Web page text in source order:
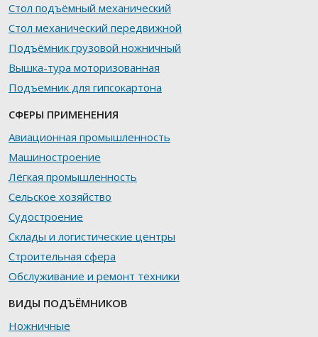
Стол подъёмный механический
Стол механический передвижной
Подъёмник грузовой ножничный
Вышка-тура моторизованная
Подъемник для гипсокартона
СФЕРЫ ПРИМЕНЕНИЯ
Авиационная промышленность
Машиностроение
Лёгкая промышленность
Сельское хозяйство
Судостроение
Склады и логистические центры
Строительная сфера
Обслуживание и ремонт техники
ВИДЫ ПОДЪЁМНИКОВ
Ножничные